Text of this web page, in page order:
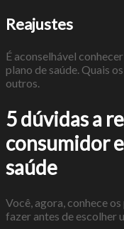
Reajustes
É aconselhável
plano de saúde. Quais
outros.
5 dúvidas a
consumidor
saúde
Você, agora, conhece
fazer antes de escolher